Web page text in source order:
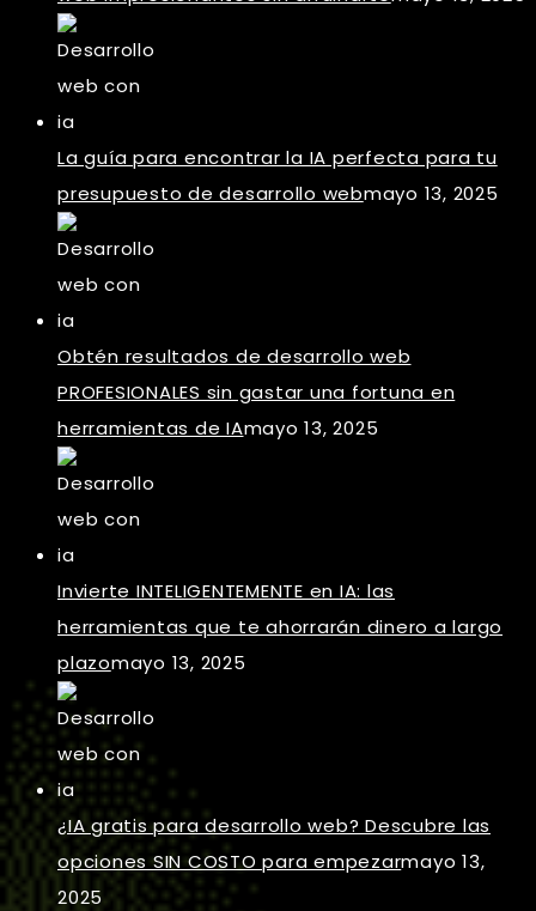
La guía para encontrar la IA perfecta para tu
presupuesto de desarrollo webmayo 13, 2025
Obtén resultados de desarrollo web
PROFESIONALES sin gastar una fortuna en
herramientas de IAmayo 13, 2025
Invierte INTELIGENTEMENTE en IA: las
herramientas que te ahorrarán dinero a largo
plazomayo 13, 2025
¿IA gratis para desarrollo web? Descubre las
opciones SIN COSTO para empezarmayo 13,
2025